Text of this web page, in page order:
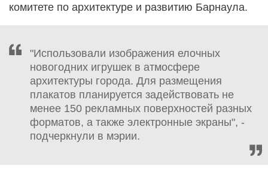
комитете по архитектуре и развитию Барнаула.
"Использовали изображения елочных
новогодних игрушек в атмосфере
архитектуры города. Для размещения
плакатов планируется задействовать не
менее 150 рекламных поверхностей разных
форматов, а также электронные экраны", -
подчеркнули в мэрии.